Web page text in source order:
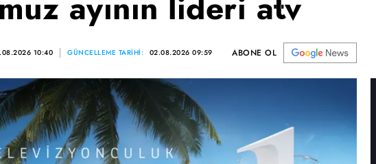
10:40 GÜNCELLEME TARİHİ: 02.08.2026 09:59 ABONE OL